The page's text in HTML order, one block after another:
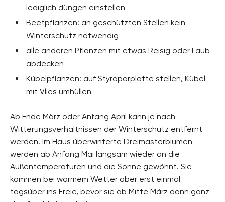
lediglich düngen einstellen
Beetpflanzen: an geschützten Stellen kein
Winterschutz notwendig
alle anderen Pflanzen mit etwas Reisig oder Laub
abdecken
Kübelpflanzen: auf Styroporplatte stellen, Kübel
mit Vlies umhüllen
Ab Ende März oder Anfang April kann je nach
Witterungsverhältnissen der Winterschutz entfernt
werden. Im Haus überwinterte Dreimasterblumen
werden ab Anfang Mai langsam wieder an die
Außentemperaturen und die Sonne gewöhnt. Sie
kommen bei warmem Wetter aber erst einmal
tagsüber ins Freie, bevor sie ab Mitte März dann ganz